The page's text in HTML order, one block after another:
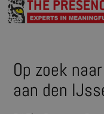
Op zoek
aan den